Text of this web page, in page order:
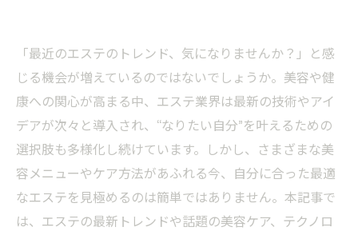
「最近のエステのトレンド、気になりませんか？」と感
じる機会が増えているのではないでしょうか。美容や健
康への関心が高まる中、エステ業界は最新の技術やアイ
デアが次々と導入され、“なりたい自分”を叶えるための
選択肢も多様化し続けています。しかし、さまざまな美
容メニューやケア方法があふれる今、自分に合った最適
なエステを見極めるのは簡単ではありません。本記事で
は、エステの最新トレンドや話題の美容ケア、テクノロ